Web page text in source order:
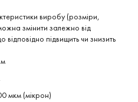
виробу (розміри,
змінити залежно від
підвищить чи знизить
мкм (мікрон)